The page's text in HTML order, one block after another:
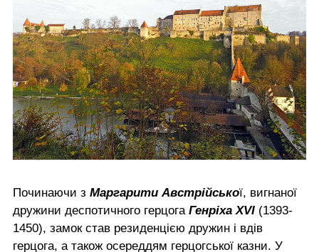
Починаючи з Маргарити Австрійської, вигнаної
дружини деспотичного герцога Генріха XVI (1393-
1450), замок став резиденцією дружин і вдів
герцога, а також осереддям герцогської казни. У